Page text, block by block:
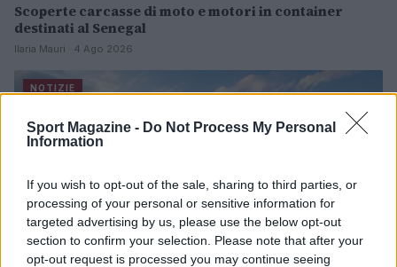
Sport Magazine - Do Not Process My Personal
Information
If you wish to opt-out of the sale, sharing to third parties, or
processing of your personal or sensitive information for
targeted advertising by us, please use the below opt-out
section to confirm your selection. Please note that after your
opt-out request is processed you may continue seeing
Scoperte carcasse di moto e motori in container
destinati al Senegal
Ilaria Mauri · 4 Ago 2026
NOTIZIE